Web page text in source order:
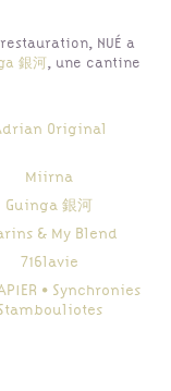
NUÉ a
銀河
une cantine
Original
Miirna
Guinga 銀河
& My Blend
716lavie
• Synchronies